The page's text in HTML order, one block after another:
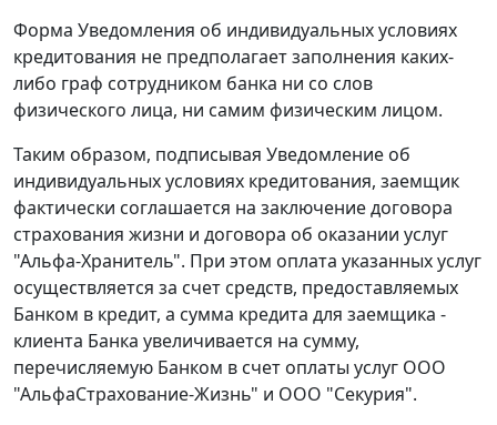
Форма Уведомления об индивидуальных условиях
кредитования не предполагает заполнения каких-
либо граф сотрудником банка ни со слов
физического лица, ни самим физическим лицом.
Таким образом, подписывая Уведомление об
индивидуальных условиях кредитования, заемщик
фактически соглашается на заключение договора
страхования жизни и договора об оказании услуг
"Альфа-Хранитель". При этом оплата указанных услуг
осуществляется за счет средств, предоставляемых
Банком в кредит, а сумма кредита для заемщика -
клиента Банка увеличивается на сумму,
перечисляемую Банком в счет оплаты услуг ООО
"АльфаСтрахование-Жизнь" и ООО "Секурия".